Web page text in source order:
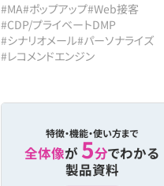
#MA#ポップアップ#Web接客
#CDP/プライベートDMP
#シナリオメール#パーソナライズ
#レコメンドエンジン
特徴・機能・使い方まで
全体像が 5分でわかる
製品資料